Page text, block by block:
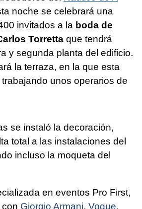
noche se celebrará una
invitados a la boda de
Torretta que tendrá
y segunda planta del edificio.
la terraza, en la que esta
unos operarios de
se instaló la decoración,
total a las instalaciones del
incluso la moqueta del
en eventos Pro First,
Giorgio Armani, Vogue,